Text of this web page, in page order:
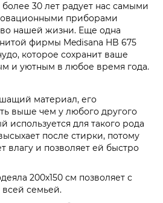
30 лет радует нас самыми
приборами
нашей жизни. Еще одна
фирмы Medisana HB 675
которое сохранит ваше
и уютным в любое время года.
материал, его
выше чем у любого другого
используется для такого рода
после стирки, потому
влагу и позволяет ей быстро
200х150 см позволяет с
всей семьей.